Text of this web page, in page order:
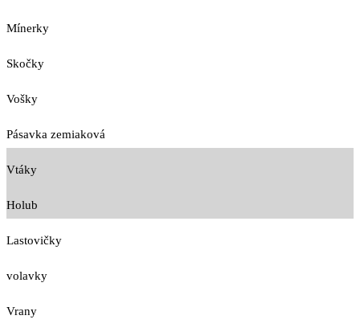
Mínerky
Skočky
Vošky
Pásavka zemiaková
Vtáky
Holub
Lastovičky
volavky
Vrany